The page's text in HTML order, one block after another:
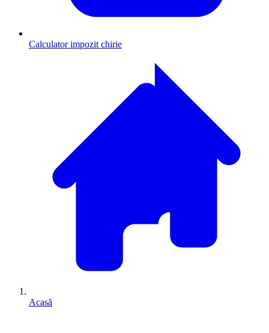
Calculator impozit chirie
Acasă